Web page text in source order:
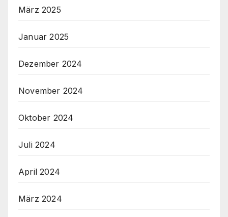
März 2025
Januar 2025
Dezember 2024
November 2024
Oktober 2024
Juli 2024
April 2024
März 2024